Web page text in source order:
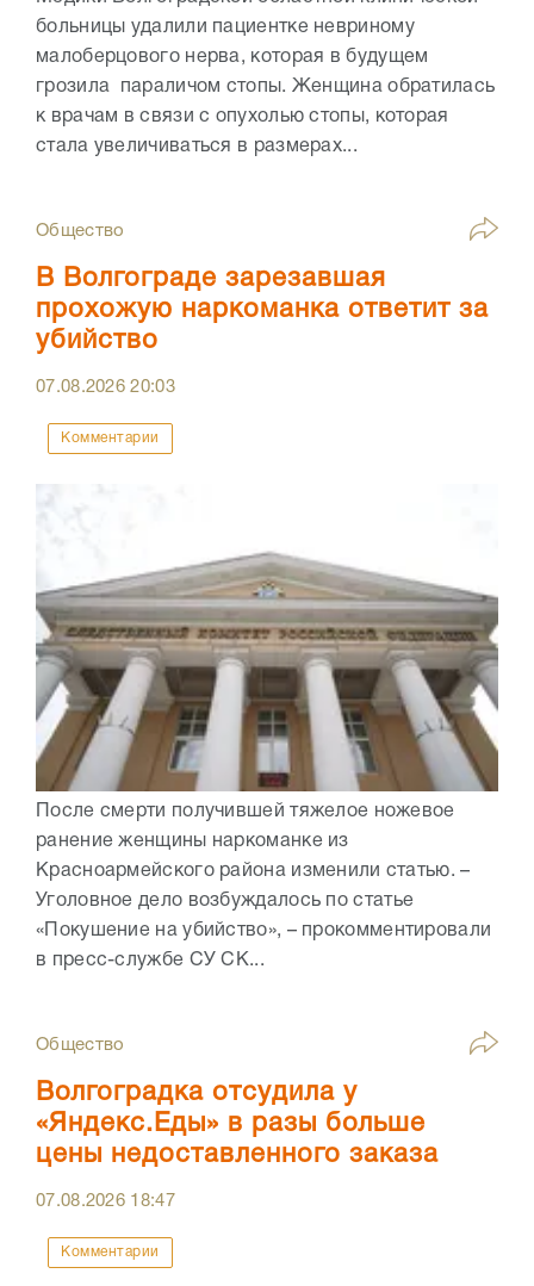
больницы удалили пациентке невриному
малоберцового нерва, которая в будущем
грозила параличом стопы. Женщина обратилась
к врачам в связи с опухолью стопы, которая
стала увеличиваться в размерах...
Общество
В Волгограде зарезавшая
прохожую наркоманка ответит за
убийство
07.08.202620:03
Комментарии
После смерти получившей тяжелое ножевое
ранение женщины наркоманке из
Красноармейского района изменили статью. –
Уголовное дело возбуждалось по статье
«Покушение на убийство», – прокомментировали
в пресс-службе СУ СК...
Общество
Волгоградка отсудила у
«Яндекс.Еды» в разы больше
цены недоставленного заказа
07.08.2026 18:47
Комментарии